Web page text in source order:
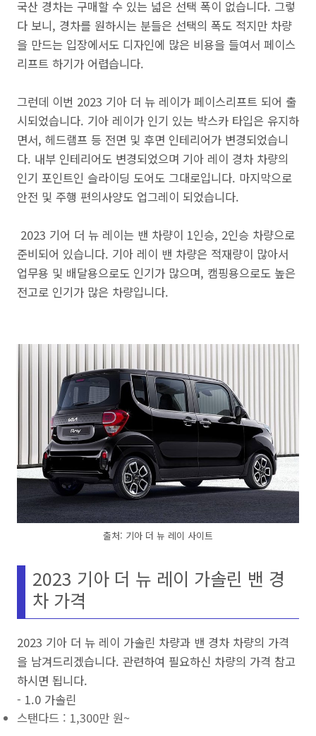
국산 경차는 구매할 수 있는 넓은 선택 폭이 없습니다. 그렇
다 보니, 경차를 원하시는 분들은 선택의 폭도 적지만 차량
을 만드는 입장에서도 디자인에 많은 비용을 들여서 페이스
리프트 하기가 어렵습니다.
그런데 이번 2023 기아 더 뉴 레이가 페이스리프트 되어 출
시되었습니다. 기아 레이가 인기 있는 박스카 타입은 유지하
면서, 헤드램프 등 전면 및 후면 인테리어가 변경되었습니
다. 내부 인테리어도 변경되었으며 기아 레이 경차 차량의
인기 포인트인 슬라이딩 도어도 그대로입니다. 마지막으로
안전 및 주행 편의사양도 업그레이 되었습니다.
2023 기어 더 뉴 레이는 밴 차량이 1인승, 2인승 차량으로
준비되어 있습니다. 기아 레이 밴 차량은 적재량이 많아서
업무용 및 배달용으로도 인기가 많으며, 캠핑용으로도 높은
전고로 인기가 많은 차량입니다.
출처: 기아 더 뉴 레이 사이트
2023 기아 더 뉴 레이 가솔린 밴 경
차 가격
2023 기아 더 뉴 레이 가솔린 차량과 밴 경차 차량의 가격
을 남겨드리겠습니다. 관련하여 필요하신 차량의 가격 참고
하시면 됩니다.
- 1.0 가솔린
스탠다드 : 1,300만 원~